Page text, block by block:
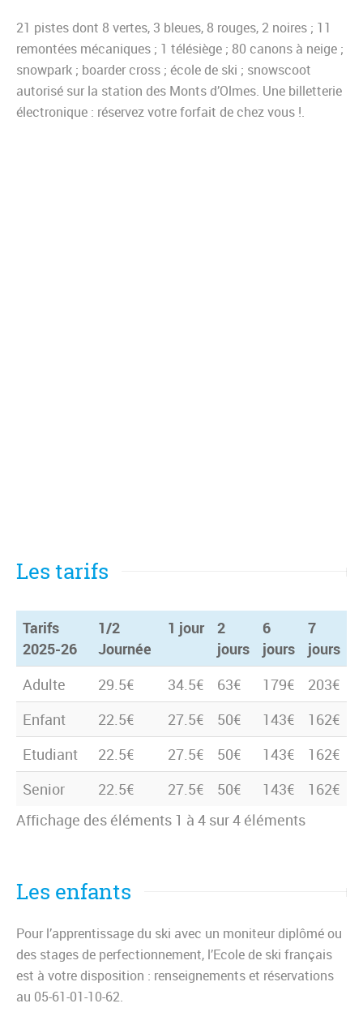
21 pistes dont 8 vertes, 3 bleues, 8 rouges, 2 noires ; 11
remontées mécaniques ; 1 télésiège ; 80 canons à neige ;
snowpark ; boarder cross ; école de ski ; snowscoot
autorisé sur la station des Monts d’Olmes. Une billetterie
électronique : réservez votre forfait de chez vous !.
Les tarifs
Tarifs
2025-26
1/2
Journée
1 jour
2
jours
6
jours
7
jours
Tarifs
2025-26
1/2
Journée
1 jour
2
jours
6
jours
7
jours
Adulte 29.5€ 34.5€ 63€ 179€
203€
Enfant
22.5€ 27.5€ 50€ 143€
162€
Etudiant
22.5€ 27.5€ 50€ 143€
162€
Senior
22.5€ 27.5€ 50€ 143€
162€
Affichage des éléments 1 à 4 sur 4 éléments
Les enfants
Pour l’apprentissage du ski avec un moniteur diplômé ou
des stages de perfectionnement, l’Ecole de ski français
est à votre disposition : renseignements et réservations
au 05-61-01-10-62.